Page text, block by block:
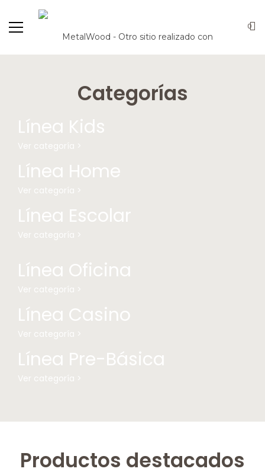
0
Categorías
Línea Kids
Ver categoría >
Línea Home
Ver categoría >
Línea Escolar
Ver categoría >
Línea Oficina
Ver categoría >
Línea Casino
Ver categoría >
Línea Pre-Básica
Ver categoría >
Productos destacados